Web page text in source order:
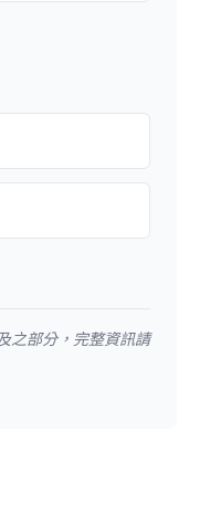
之部分，完整資訊請